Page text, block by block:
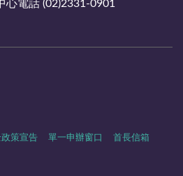
心電話 (02)2331-0901
策宣告 單一申辦窗口 首長信箱